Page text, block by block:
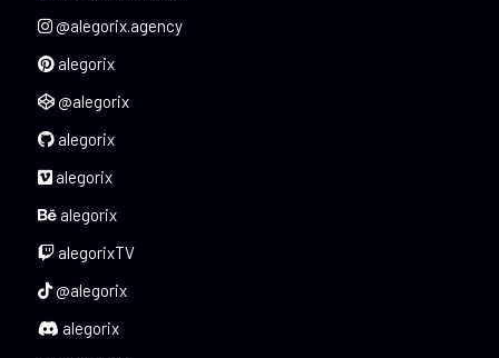
@alegorix.agency
alegorix
@alegorix
alegorix
alegorix
alegorix
alegorixTV
@alegorix
alegorix